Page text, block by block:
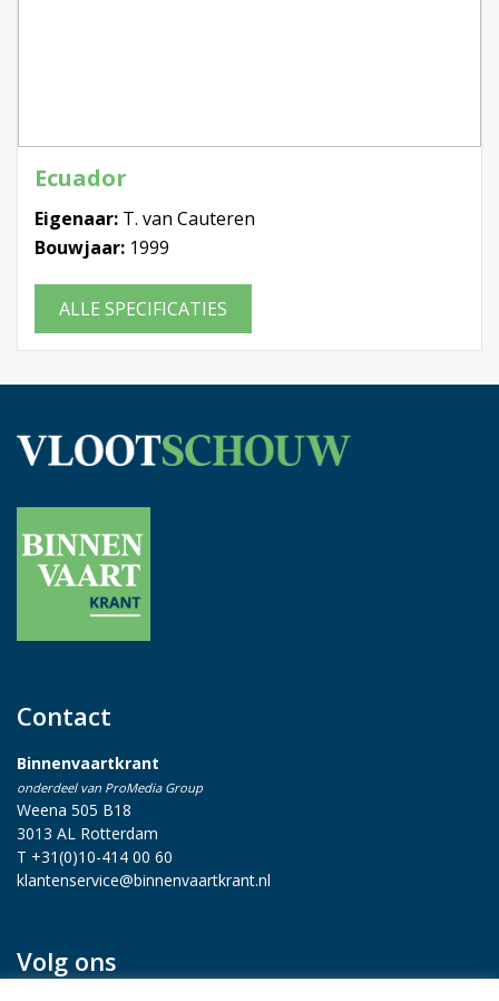
Ecuador
Eigenaar: T. van Cauteren
Bouwjaar: 1999
ALLE SPECIFICATIES
Contact
Binnenvaartkrant
onderdeel van ProMedia Group
Weena 505 B18
3013 AL Rotterdam
T +31(0)10-414 00 60
klantenservice@binnenvaartkrant.nl
Volg ons